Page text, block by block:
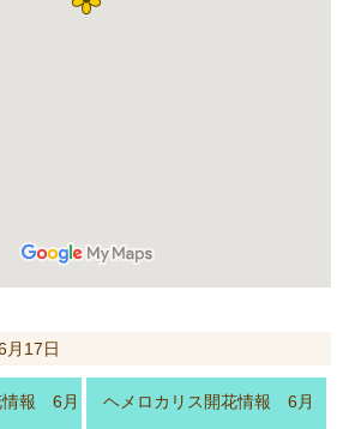
17日
情報 6月 ヘメロカリス開花情報 6月